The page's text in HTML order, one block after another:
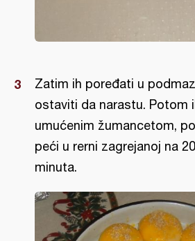
Zatim ih poređati u
ostaviti da narastu. Potom
umućenim žumancetom,
peći u rerni zagrejanoj na
minuta.